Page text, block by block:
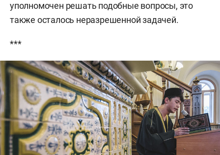
уполномочен решать подобные вопросы, это
также осталось неразрешенной задачей.
***